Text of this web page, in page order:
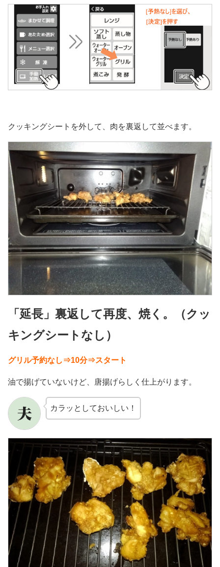
クッキングシートを外して、肉を裏返して並べます。
「延長」裏返して再度、焼く。（クッ
キングシートなし）
グリル予約なし⇒10分⇒スタート
油で揚げていないけど、唐揚げらしく仕上がります。
カラッとしておいしい！